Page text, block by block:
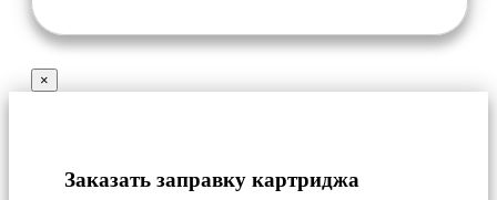
×
Заказать заправку картриджа